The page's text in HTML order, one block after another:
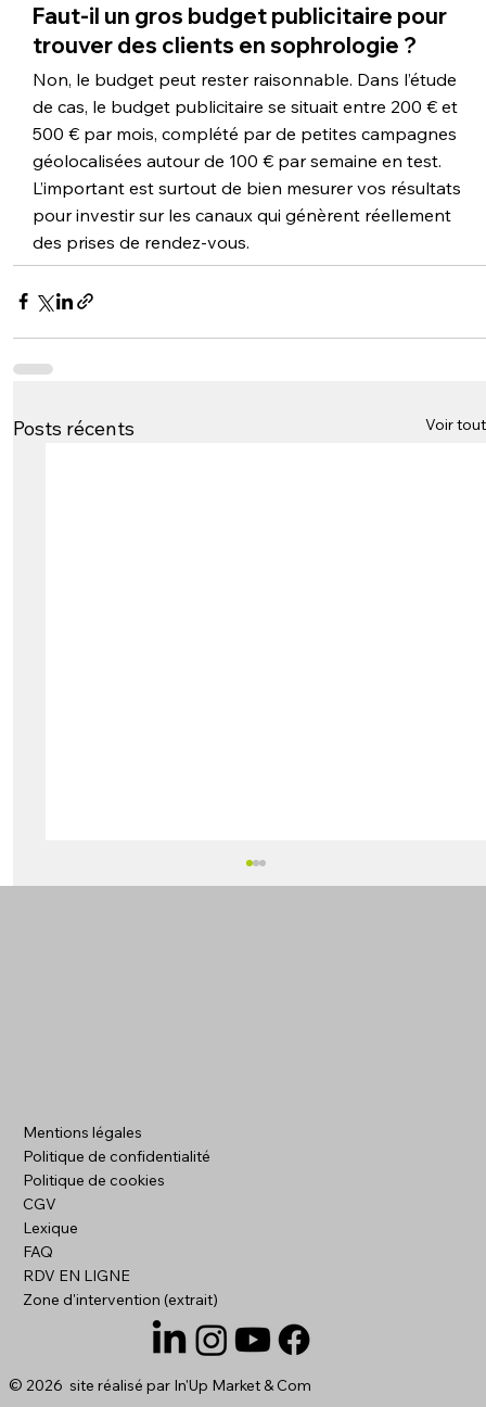
Faut-il un gros budget publicitaire pour
trouver des clients en sophrologie ?
Non, le budget peut rester raisonnable. Dans l’étude
de cas, le budget publicitaire se situait entre 200 € et
500 € par mois, complété par de petites campagnes
géolocalisées autour de 100 € par semaine en test.
L’important est surtout de bien mesurer vos résultats
pour investir sur les canaux qui génèrent réellement
des prises de rendez-vous.
Posts récents Voir tout
votre site web ?
Mentions légales
Politique de confidentialité
Politique de cookies
CGV
Lexique
FAQ
RDV EN LIGNE
Zone d'intervention (extrait)
© 2026 site réalisé par In'Up Market & Com